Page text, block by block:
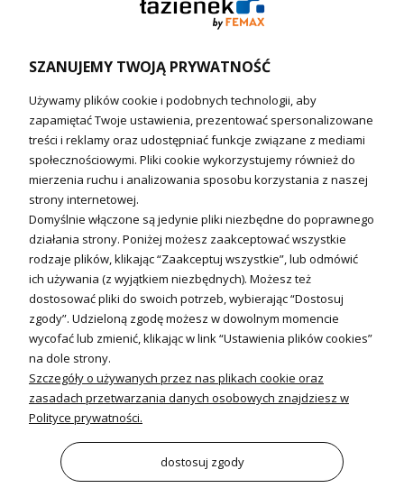
Technika solarna
Fotowoltanika
Sterowniki i regulatory
Nagrzewnice i kurtyny
Kuchnia i Wentylacja
Kuchnia
Zlewozmywaki
Baterie kuchenne
Młynki do odpadów
Wentylacja i Informacje
Wentylatory
SZANUJEMY TWOJĄ PRYWATNOŚĆ
Używamy plików cookie i podobnych technologii, aby
zapamiętać Twoje ustawienia, prezentować spersonalizowane
treści i reklamy oraz udostępniać funkcje związane z mediami
społecznościowymi. Pliki cookie wykorzystujemy również do
mierzenia ruchu i analizowania sposobu korzystania z naszej
strony internetowej.
Domyślnie włączone są jedynie pliki niezbędne do poprawnego
działania strony. Poniżej możesz zaakceptować wszystkie
rodzaje plików, klikając “Zaakceptuj wszystkie”, lub odmówić
ich używania (z wyjątkiem niezbędnych). Możesz też
dostosować pliki do swoich potrzeb, wybierając “Dostosuj
zgody”. Udzieloną zgodę możesz w dowolnym momencie
wycofać lub zmienić, klikając w link “Ustawienia plików cookies”
na dole strony.
Szczegóły o używanych przez nas plikach cookie oraz
zasadach przetwarzania danych osobowych znajdziesz w
Polityce prywatności.
dostosuj zgody